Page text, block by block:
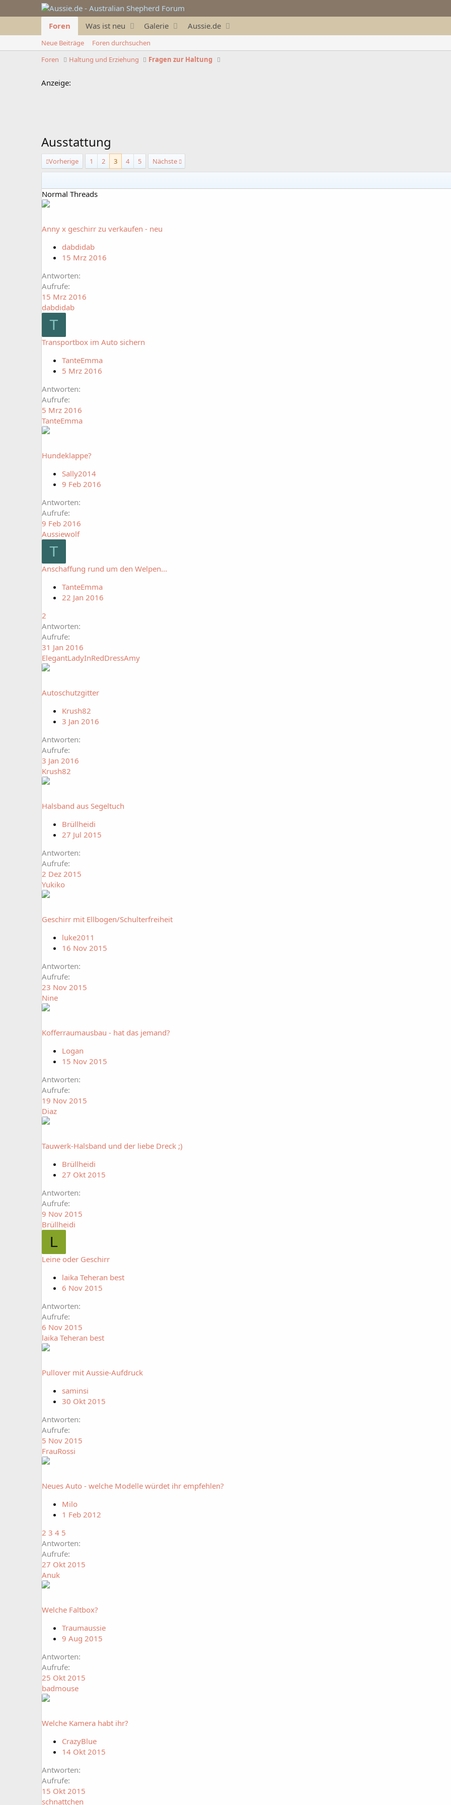
Foren Was ist neu Galerie Aussie.de
Neue Beiträge
Foren durchsuchen
Foren
Haltung und Erziehung Fragen zur Haltung
Anzeige:
Ausstattung
Vorherige 1 2 3 4 5 Nächste
Normal Threads
Anny x geschirr zu verkaufen - neu
dabdidab
15 Mrz 2016
Antworten
Aufrufe
15 Mrz 2016
dabdidab
T
Transportbox im Auto sichern
TanteEmma
5 Mrz 2016
Antworten
Aufrufe
5 Mrz 2016
TanteEmma
Hundeklappe?
Sally2014
9 Feb 2016
Antworten
Aufrufe
9 Feb 2016
Aussiewolf
T
Anschaffung rund um den Welpen...
TanteEmma
22 Jan 2016
2
Antworten
Aufrufe
31 Jan 2016
ElegantLadyInRedDressAmy
Autoschutzgitter
Krush82
3 Jan 2016
Antworten
Aufrufe
3 Jan 2016
Krush82
Halsband aus Segeltuch
Brüllheidi
27 Jul 2015
Antworten
Aufrufe
2 Dez 2015
Yukiko
Geschirr mit Ellbogen/Schulterfreiheit
luke2011
16 Nov 2015
Antworten
Aufrufe
23 Nov 2015
Nine
Kofferraumausbau - hat das jemand?
Logan
15 Nov 2015
Antworten
Aufrufe
19 Nov 2015
Diaz
Tauwerk-Halsband und der liebe Dreck ;)
Brüllheidi
27 Okt 2015
Antworten
Aufrufe
9 Nov 2015
Brüllheidi
L
Leine oder Geschirr
laika Teheran best
6 Nov 2015
Antworten
Aufrufe
6 Nov 2015
laika Teheran best
Pullover mit Aussie-Aufdruck
saminsi
30 Okt 2015
Antworten
Aufrufe
5 Nov 2015
FrauRossi
Neues Auto - welche Modelle würdet ihr empfehlen?
Milo
1 Feb 2012
2 3 4 5
Antworten
Aufrufe
27 Okt 2015
Anuk
Welche Faltbox?
Traumaussie
9 Aug 2015
Antworten
Aufrufe
25 Okt 2015
badmouse
Welche Kamera habt ihr?
CrazyBlue
14 Okt 2015
Antworten
Aufrufe
15 Okt 2015
schnattchen